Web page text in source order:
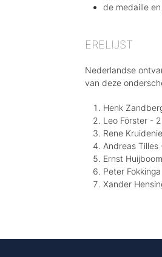
de medaille
ERELIJST
Nederlandse
van deze
Henk
Leo Förster -
Rene
Andreas Tilles
Ernst
Peter
Xander